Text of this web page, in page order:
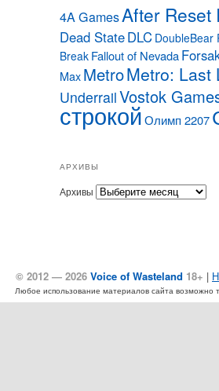
4A GamesAfter Reset
Dead StateDLC DoubleBear
Break Fallout of Nevada
MaxMetroMetro: Last
UnderrailVostok
строкойОлимп 2207
АРХИВЫ
Архивы
© 2012 — 2026 Voice of Wasteland 18+ |
Любое использование материалов сайта возможно